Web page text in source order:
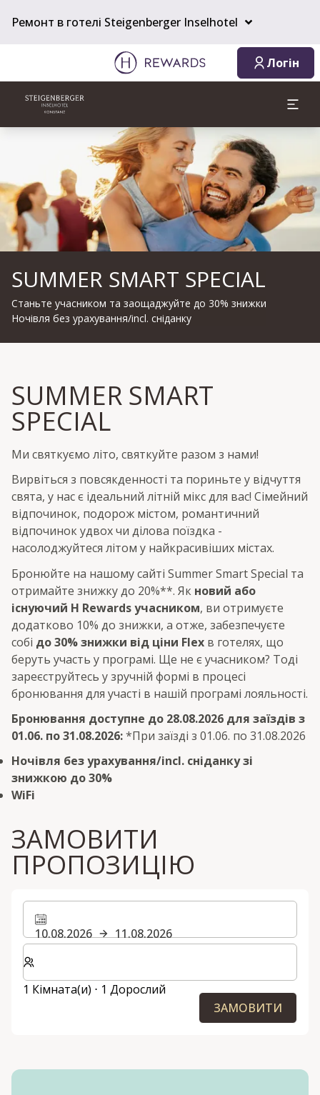
Ремонт в готелі Steigenberger Inselhotel
Логін
SUMMER SMART SPECIAL
Станьте учасником та заощаджуйте до 30% знижки
Ночівля без урахування/incl. сніданку
SUMMER SMART
SPECIAL
Ми святкуємо літо, святкуйте разом з нами!
Вирвіться з повсякденності та пориньте у відчуття
свята, у нас є ідеальний літній мікс для вас! Сімейний
відпочинок, подорож містом, романтичний
відпочинок удвох чи ділова поїздка -
насолоджуйтеся літом у найкрасивіших містах.
Бронюйте на нашому сайті Summer Smart Special та
отримайте знижку до 20%**. Як новий або
існуючий H Rewards учасником, ви отримуєте
додатково 10% до знижки, а отже, забезпечуєте
собі до 30% знижки від ціни Flex в готелях, що
беруть участь у програмі. Ще не є учасником? Тоді
зареєструйтесь у зручній формі в процесі
бронювання для участі в нашій програмі лояльності.
Бронювання доступне до 28.08.2026 для заїздів з
01.06. по 31.08.2026:*При заїзді з 01.06. по 31.08.2026
Ночівля без урахування/incl. сніданку зі
знижкою до 30%
WiFi
ЗАМОВИТИ
ПРОПОЗИЦІЮ
10.08.2026
11.08.2026
Виберіть кількість кімнат та гостей для вашого
1 Кімната(и) ⋅ 1 Дорослий
ЗАМОВИТИ